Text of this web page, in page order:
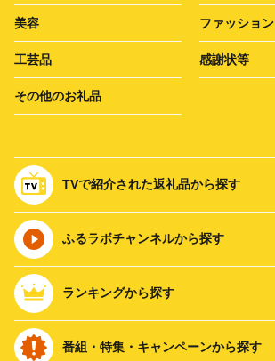
美容 ファッション
工芸品 感謝状等
その他のお礼品
TVで紹介された返礼品から探す
ふるラボチャンネルから探す
ランキングから探す
番組・特集・キャンペーンから探す